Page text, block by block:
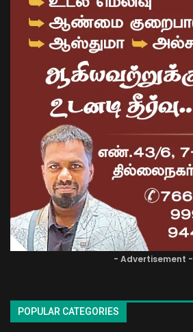
- Advertisement -
POPULAR CATEGORIES